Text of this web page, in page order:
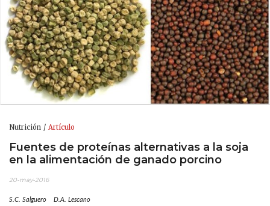
Nutrición Artículo
Fuentes de proteínas alternativas a la soja
en la alimentación de ganado porcino
20-may-2016
S.C. Salguero D.A. Lescano